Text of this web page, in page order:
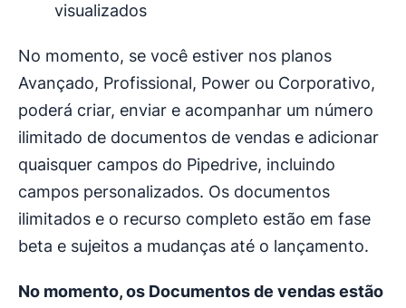
visualizados
No momento, se você estiver nos planos
Avançado, Profissional, Power ou Corporativo,
poderá criar, enviar e acompanhar um número
ilimitado de documentos de vendas e adicionar
quaisquer campos do Pipedrive, incluindo
campos personalizados. Os documentos
ilimitados e o recurso completo estão em fase
beta e sujeitos a mudanças até o lançamento.
No momento, os Documentos de vendas estão